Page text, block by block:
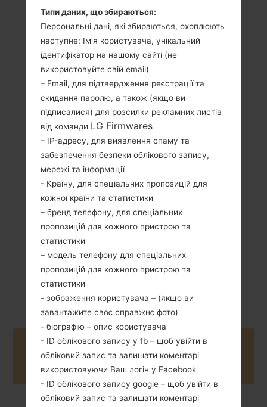
3.2 in (~58.1%
співвідношення
екрану до тіла)
480 x 854 пікселів
(~306 щільність
пікселів на дюйм)
99 грам (3.49
унції)
Зємний Li-Ion
1000 mAh
-
-
Unknown
Buy accessories on Amazon
Типи даних, що збираються:
Персональні дані, які збираються, охоплюють
наступне: Ім’я користувача, унікальний
ідентифікатор на нашому сайті (не
використовуйте свій email)
– Email, для підтвердження реєстрації та
скидання паролю, а також (якщо ви
підписалися) для розсилки рекламних листів
від команди LG Firmwares
– IP-адресу, для виявлення спаму та
забезпечення безпеки облікового запису,
мережі та інформації
- Країну, для спеціальних пропозицій для
кожної країни та статистики
– бренд телефону, для спеціальних
пропозицій для кожного пристрою та
статистики
– модель телефону для спеціальних
пропозицій для кожного пристрою та
статистики
- зображення користувача – (якщо ви
завантажите своє справжнє фото)
- біографію – опис користувача
- ID облікового запису у fb – щоб увійти в
обліковий запис та залишати коментарі
використовуючи Ваш логін у Facebook
- ID облікового запису google – щоб увійти в
обліковий запис та залишати коментарі